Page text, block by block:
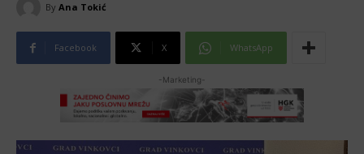
By Ana Tokić
Facebook X WhatsApp
-Marketing-